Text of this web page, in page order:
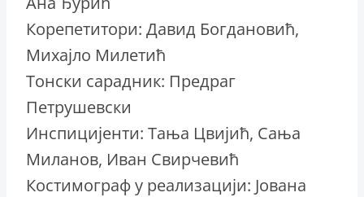
Корепетитори: Давид Богдановић,
Михајло Милетић
Тонски сарадник: Предраг
Петрушевски
Инспицијенти: Тања Цвијић, Сања
Миланов, Иван Свирчевић
Костимограф у реализацији: Јована